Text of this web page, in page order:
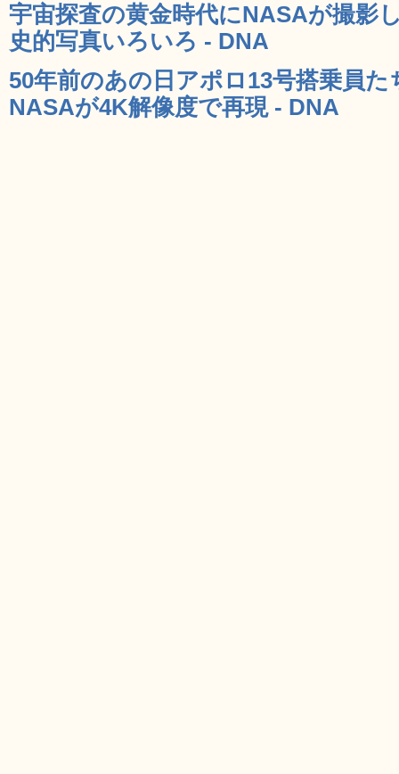
宇宙探査の黄金時代にNASAが撮影
史的写真いろいろ - DNA
50年前のあの日アポロ13号搭乗員
NASAが4K解像度で再現 - DNA